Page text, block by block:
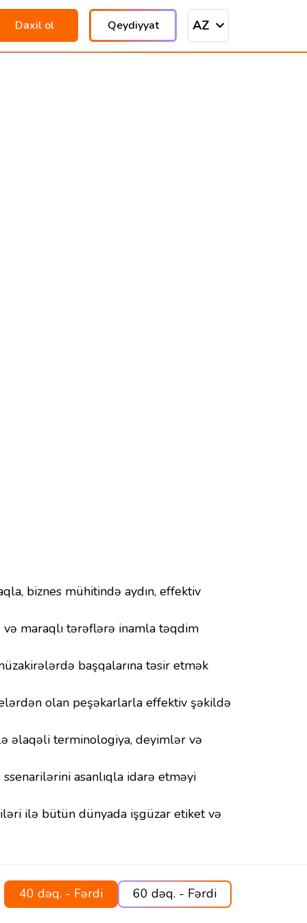
Daxil ol Qeydiyyat AZ
biznes mühitində aydın, effektiv
və maraqlı tərəflərə inamla təqdim
başqalarına təsir etmək
olan peşəkarlarla effektiv şəkildə
əlaqəli terminologiya, deyimlər və
asanlıqla idarə etməyi
ilə bütün dünyada işgüzar etiket və
40 dəq. - Fərdi 60 dəq. - Fərdi